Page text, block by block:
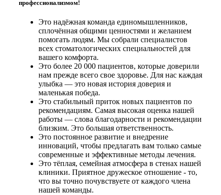
профессионализмом!
Это надёжная команда единомышленников,
сплочённая общими ценностями и желанием
помогать людям. Мы собрали специалистов
всех стоматологических специальностей для
вашего комфорта.
Это более 20 000 пациентов, которые доверили
нам прежде всего свое здоровье. Для нас каждая
улыбка — это новая история доверия и
маленькая победа.
Это стабильный приток новых пациентов по
рекомендациям. Самая высокая оценка нашей
работы — слова благодарности и рекомендации
близким. Это большая ответственность.
Это постоянное развитие и внедрение
инноваций, чтобы предлагать вам только самые
современные и эффективные методы лечения.
Это тёплая, семейная атмосфера в стенах нашей
клиники. Приятное дружеское отношение - то,
что вы точно почувствуете от каждого члена
нашей команды.